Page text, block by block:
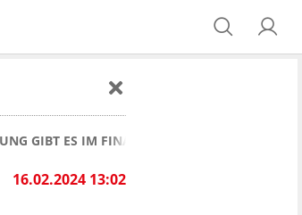
GIBT ES IM FINALE
16.02.2024 13:02